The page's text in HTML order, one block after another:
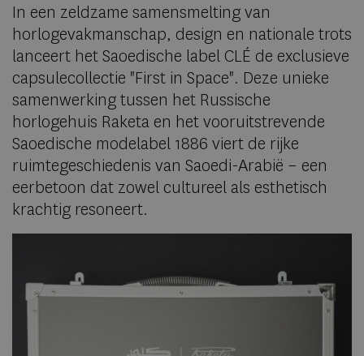
In een zeldzame samensmelting van
horlogevakmanschap, design en nationale trots
lanceert het Saoedische label CLÉ de exclusieve
capsulecollectie "First in Space". Deze unieke
samenwerking tussen het Russische
horlogehuis Raketa en het vooruitstrevende
Saoedische modelabel 1886 viert de rijke
ruimtegeschiedenis van Saoedi-Arabië – een
eerbetoon dat zowel cultureel als esthetisch
krachtig resoneert.